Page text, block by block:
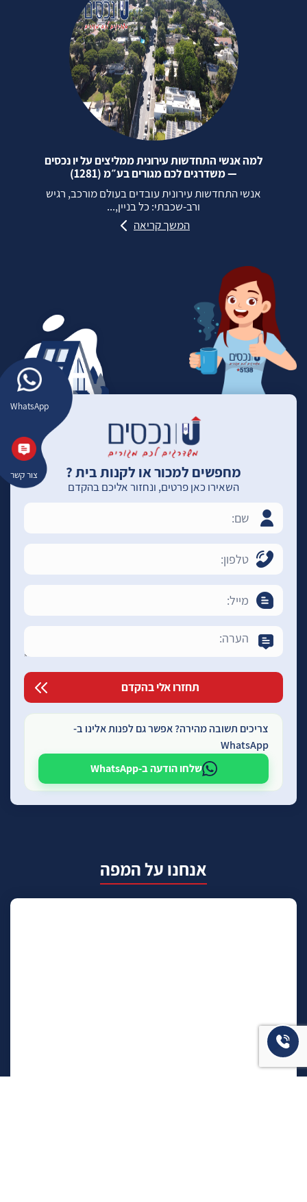
WhatsApp
צור קשר
למה אנשי התחדשות עירונית ממליצים על יו נכסים
— משדרגים לכם מגורים בע״מ (1281)
אנשי התחדשות עירונית עובדים בעולם מורכב, רגיש
ורב‑שכבתי: כל בניין,...
המשך קריאה
מחפשים למכור או לקנות בית ?
השאירו כאן פרטים, ונחזור אליכם בהקדם
צריכים תשובה מהירה? אפשר גם לפנות אלינו ב-
WhatsApp
שלחו הודעה ב-WhatsApp
אנחנו על המפה